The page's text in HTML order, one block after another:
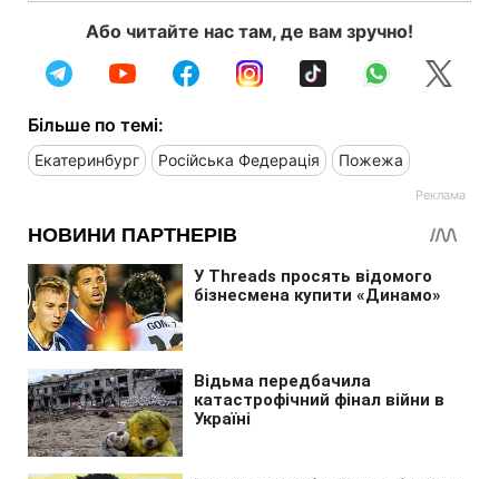
Або читайте нас там, де вам зручно!
Більше по темі:
Екатеринбург Російська Федерація Пожежа